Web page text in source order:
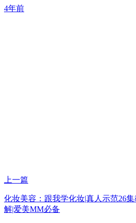
4年前
上一篇
化妆美容：跟我学化妆|真人示范26
解|爱美MM必备